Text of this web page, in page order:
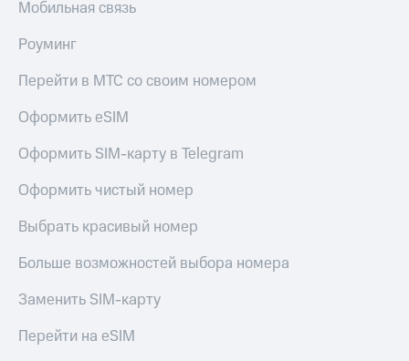
Мобильная связь
Роуминг
Перейти в МТС со своим номером
Оформить eSIM
Оформить SIM-карту в Telegram
Оформить чистый номер
Выбрать красивый номер
Больше возможностей выбора номера
Заменить SIM-карту
Перейти на eSIM